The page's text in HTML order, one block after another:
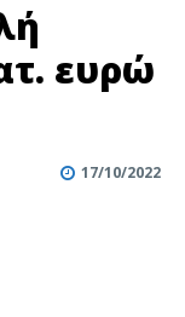
ευρώ
17/10/2022